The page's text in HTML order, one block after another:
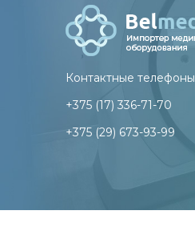
Контактные телефоны
+375 (17) 336-71-70
+375 (29) 673-93-99